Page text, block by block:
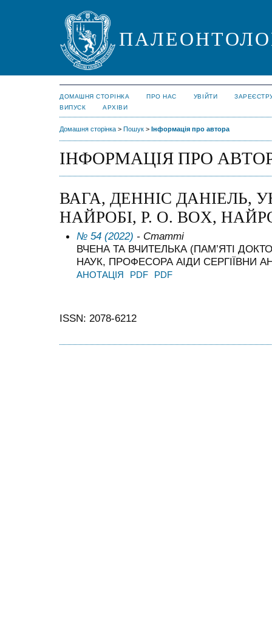
ДОМАШНЯ СТОРІНКА ПРО НАС УВІЙТИ
ВИПУСК
АРХІВИ
Домашня сторінка > Пошук > Інформація про автора
ІНФОРМАЦІЯ ПРО
ВАГА, ДЕННІС ДАНІЕЛЬ,
НАЙРОБІ, P. O. BOX,
№ 54 (2022) - Статті
ВЧЕНА ТА ВЧИТЕЛЬКА (ПАМ’ЯТІ
НАУК, ПРОФЕСОРА АІДИ СЕРГІЇВНИ
АНОТАЦІЯ PDF PDF
ISSN: 2078-6212